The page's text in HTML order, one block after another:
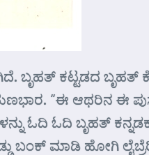
ಬೃಹತ್ ಕಟ್ಟಡದ ಬೃಹತ್
“ಈ ಆಥರಿನ ಈ
ಓದಿ ಓದಿ ಬೃಹತ್
ಮಾಡಿ ಹೋಗಿ